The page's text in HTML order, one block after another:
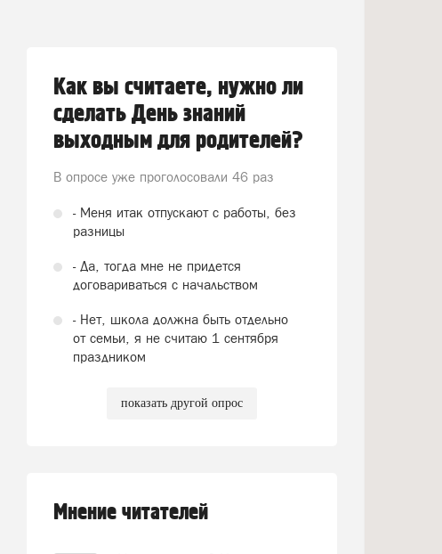
Как вы считаете, нужно ли
сделать День знаний
выходным для родителей?
В опросе уже проголосовали 46 раз
- Меня итак отпускают с работы, без
разницы
- Да, тогда мне не придется
договариваться с начальством
- Нет, школа должна быть отдельно
от семьи, я не считаю 1 сентября
праздником
показать другой опрос
Мнение читателей